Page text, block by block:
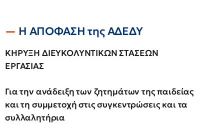
Η ΑΠΟΦΑΣΗ της ΑΔΕΔΥ
ΚΗΡΥΞΗ ΔΙΕΥΚΟΛΥΝΤΙΚΩΝ ΣΤΑΣΕΩΝ
ΕΡΓΑΣΙΑΣ
Για την ανάδειξη των ζητημάτων της παιδείας
και τη συμμετοχή στις συγκεντρώσεις και τα
συλλαλητήρια